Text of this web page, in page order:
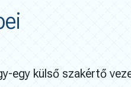
egy külső szakértő